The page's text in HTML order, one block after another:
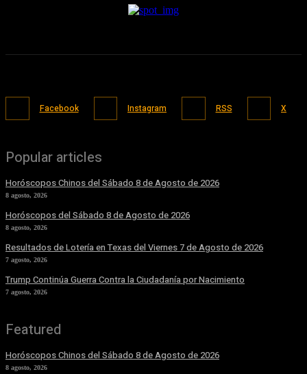
Facebook Instagram RSS X
Popular articles
Horóscopos Chinos del Sábado 8 de Agosto de 2026
8 agosto, 2026
Horóscopos del Sábado 8 de Agosto de 2026
8 agosto, 2026
Resultados de Lotería en Texas del Viernes 7 de Agosto de 2026
7 agosto, 2026
Trump Continúa Guerra Contra la Ciudadanía por Nacimiento
7 agosto, 2026
Featured
Horóscopos Chinos del Sábado 8 de Agosto de 2026
8 agosto, 2026